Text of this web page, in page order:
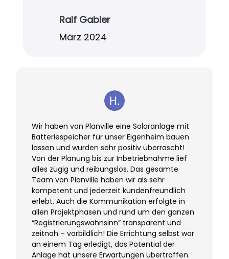
Ralf Gabler
März 2024
Wir haben von Planville eine Solaranlage mit
Batteriespeicher für unser Eigenheim bauen
lassen und wurden sehr positiv überrascht!
Von der Planung bis zur Inbetriebnahme lief
alles zügig und reibungslos. Das gesamte
Team von Planville haben wir als sehr
kompetent und jederzeit kundenfreundlich
erlebt. Auch die Kommunikation erfolgte in
allen Projektphasen und rund um den ganzen
“Registrierungswahnsinn” transparent und
zeitnah – vorbildlich! Die Errichtung selbst war
an einem Tag erledigt, das Potential der
Anlage hat unsere Erwartungen übertroffen.